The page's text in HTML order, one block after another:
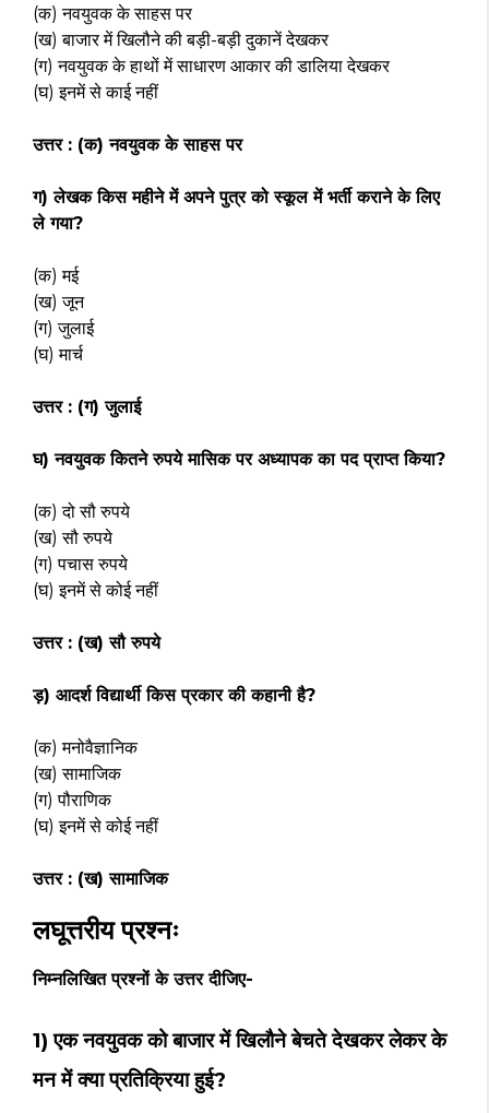
(क) नवयुवक के साहस पर
(ख) बाजार में खिलौने की बड़ी-बड़ी दुकानें देखकर
(ग) नवयुवक के हाथों में साधारण आकार की डालिया देखकर
(घ) इनमें से काई नहीं
उत्तर : (क) नवयुवक के साहस पर
ग) लेखक किस महीने में अपने पुत्र को स्कूल में भर्ती कराने के लिए
ले गया?
(क) मई
(ख) जून
(ग) जुलाई
(घ) मार्च
उत्तर : (ग) जुलाई
घ) नवयुवक कितने रुपये मासिक पर अध्यापक का पद प्राप्त किया?
(क) दो सौ रुपये
(ख) सौ रुपये
(ग) पचास रुपये
(घ) इनमें से कोई नहीं
उत्तर : (ख) सौ रुपये
ड़) आदर्श विद्यार्थी किस प्रकार की कहानी है?
(क) मनोवैज्ञानिक
(ख) सामाजिक
(ग) पौराणिक
(घ) इनमें से कोई नहीं
उत्तर : (ख) सामाजिक
लघूत्तरीय प्रश्नः
निम्नलिखित प्रश्नों के उत्तर दीजिए-
1) एक नवयुवक को बाजार में खिलौने बेचते देखकर लेकर के
मन में क्या प्रतिक्रिया हुई?